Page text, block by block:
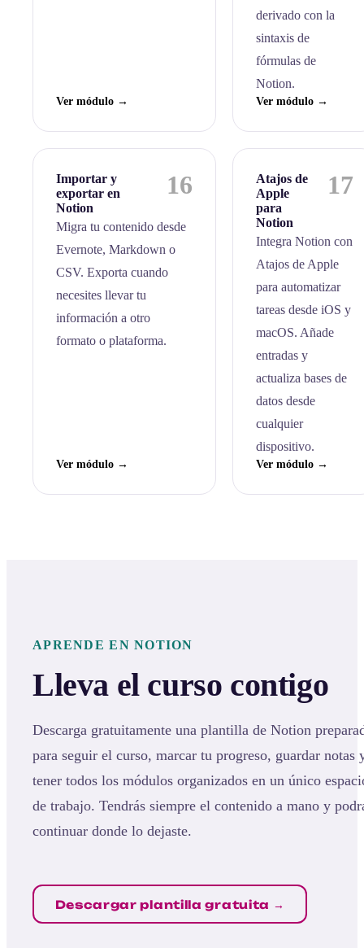
Ver módulo →
derivado con la
sintaxis de
fórmulas de
Notion.
Ver módulo →
Importar y
exportar en
Notion
16
Migra tu contenido desde
Evernote, Markdown o
CSV. Exporta cuando
necesites llevar tu
información a otro
formato o plataforma.
Ver módulo →
Atajos de
Apple
para
Notion
17
Integra Notion con
Atajos de Apple
para automatizar
tareas desde iOS y
macOS. Añade
entradas y
actualiza bases de
datos desde
cualquier
dispositivo.
Ver módulo →
APRENDE EN NOTION
Lleva el curso contigo
Descarga gratuitamente una plantilla de Notion
para seguir el curso, marcar tu progreso, guardar notas
tener todos los módulos organizados en un único
de trabajo. Tendrás siempre el contenido a mano y
continuar donde lo dejaste.
Descargar plantilla gratuita →